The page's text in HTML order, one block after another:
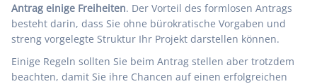
Antrag einige Freiheiten. Der Vorteil des formlosen Antrags
besteht darin, dass Sie ohne bürokratische Vorgaben und
streng vorgelegte Struktur Ihr Projekt darstellen können.
Einige Regeln sollten Sie beim Antrag stellen aber trotzdem
beachten, damit Sie ihre Chancen auf einen erfolgreichen